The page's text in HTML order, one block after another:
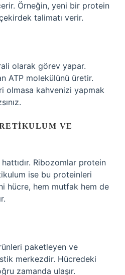
Örneğin, yeni bir protein
talimatı verir.
olarak görev yapar.
ATP molekülünü üretir.
olmasa kahvenizi yapmak
VE
Ribozomlar protein
ise bu proteinleri
hücre, hem mutfak hem de
paketleyen ve
merkezdir. Hücredeki
zamanda ulaşır.